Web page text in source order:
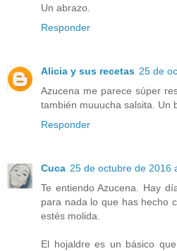
Un abrazo.
Responder
Alicia y sus recetas 25 de
Azucena me parece súper
también muuucha salsita. Un
Responder
Cuca 25 de octubre de 2016
Te entiendo Azucena. Hay
para nada lo que has hecho
estés molida.
El hojaldre es un básico